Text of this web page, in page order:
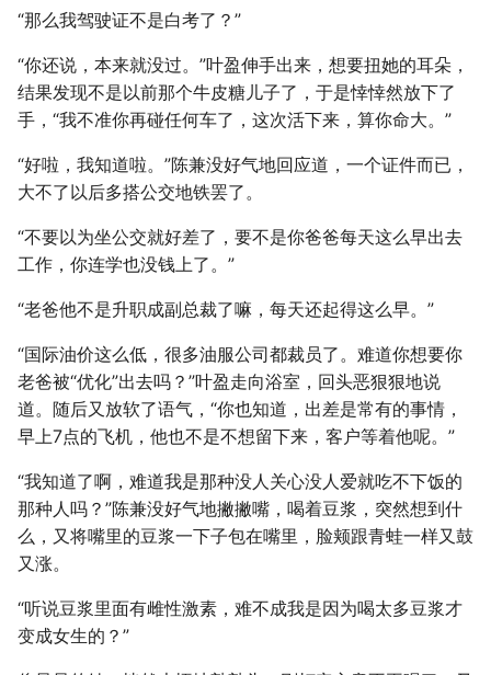
“那么我驾驶证不是白考了？”
“你还说，本来就没过。”叶盈伸手出来，想要扭她的耳朵，
结果发现不是以前那个牛皮糖儿子了，于是悻悻然放下了
手，“我不准你再碰任何车了，这次活下来，算你命大。”
“好啦，我知道啦。”陈兼没好气地回应道，一个证件而已，
大不了以后多搭公交地铁罢了。
“不要以为坐公交就好差了，要不是你爸爸每天这么早出去
工作，你连学也没钱上了。”
“老爸他不是升职成副总裁了嘛，每天还起得这么早。”
“国际油价这么低，很多油服公司都裁员了。难道你想要你
老爸被“优化”出去吗？”叶盈走向浴室，回头恶狠狠地说
道。随后又放软了语气，“你也知道，出差是常有的事情，
早上7点的飞机，他也不是不想留下来，客户等着他呢。”
“我知道了啊，难道我是那种没人关心没人爱就吃不下饭的
那种人吗？”陈兼没好气地撇撇嘴，喝着豆浆，突然想到什
么，又将嘴里的豆浆一下子包在嘴里，脸颊跟青蛙一样又鼓
又涨。
“听说豆浆里面有雌性激素，难不成我是因为喝太多豆浆才
变成女生的？”